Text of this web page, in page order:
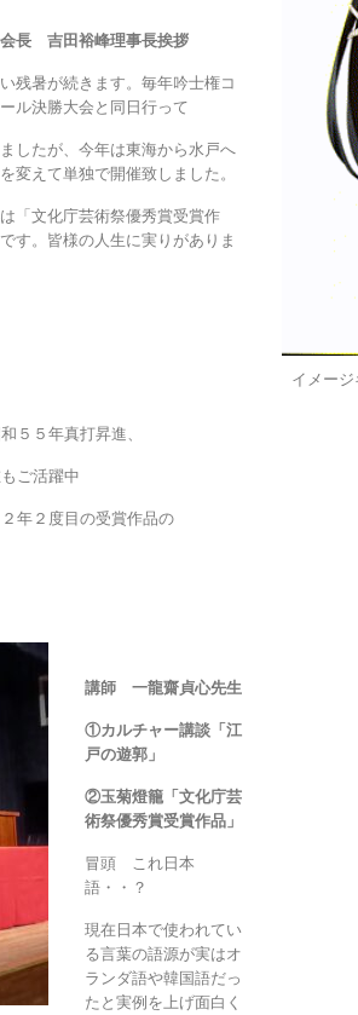
長 吉田裕峰理事長挨拶
残暑が続きます。毎年吟士権コ
ル決勝大会と同日行って
したが、今年は東海から水戸へ
変えて単独で開催致しました。
「文化庁芸術祭優秀賞受賞作
す。皆様の人生に実りがありま
５５年真打昇進、
ご活躍中
年２度目の受賞作品の
講師 一龍齋貞心先生
①カルチャー講談「江
戸の遊郭」
②玉菊燈籠「文化庁芸
術祭優秀賞受賞作品」
冒頭 これ日本
語・・？
現在日本で使われてい
る言葉の語源が実はオ
ランダ語や韓国語だっ
たと実例を上げ面白く
イメージ